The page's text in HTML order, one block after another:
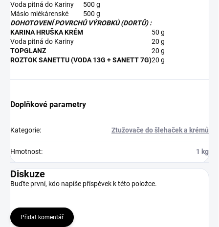
Voda pitná do Kariny
500 g
Máslo mlékárenské
500 g
DOHOTOVENÍ POVRCHŮ VÝROBKŮ (DORTŮ) :
KARINA HRUŠKA KRÉM
50 g
Voda pitná do Kariny
20 g
TOPGLANZ
20 g
ROZTOK SANETTU (VODA 13G + SANETT 7G)20 g
Doplňkové parametry
Kategorie: Ztužovače do šlehaček a krémů
Hmotnost: 1 kg
Diskuze
Buďte první, kdo napíše příspěvek k této položce.
Přidat komentář